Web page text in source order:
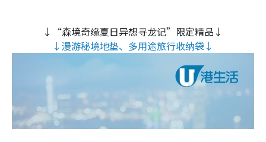
↓“森境奇缘夏日异想寻龙记”限定精品↓
↓漫游秘境地垫、多用途旅行收纳袋↓